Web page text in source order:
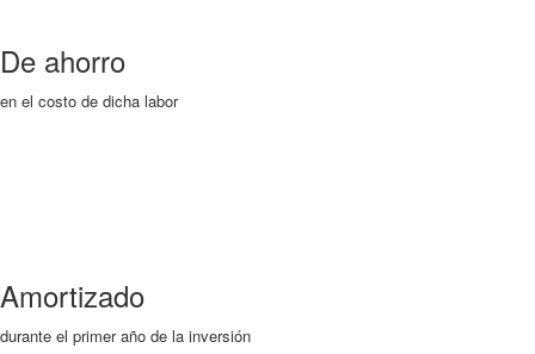
De ahorro
en el costo de dicha labor
Amortizado
durante el primer año de la inversión